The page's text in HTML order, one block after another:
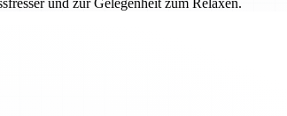
und zur Gelegenheit zum Relaxen.